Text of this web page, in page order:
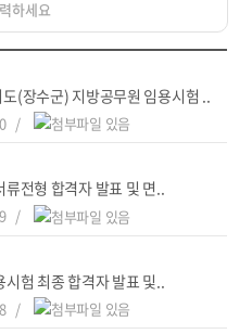
(장수군) 지방공무원 임용시험 ..
전형 합격자 발표 및 면..
험 최종 합격자 발표 및..